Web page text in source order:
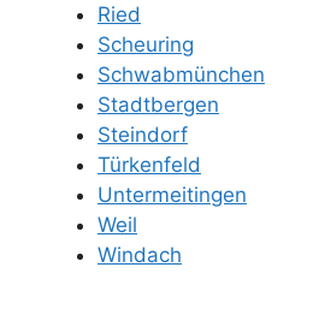
Ried
Scheuring
Schwabmünchen
Stadtbergen
Steindorf
Türkenfeld
Untermeitingen
Weil
Windach